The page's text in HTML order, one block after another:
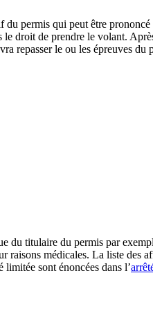
du permis qui peut être
le droit de prendre le volant.
repasser le ou les épreuves du
du titulaire du permis par
raisons médicales. La liste des
sont énoncées dans l’